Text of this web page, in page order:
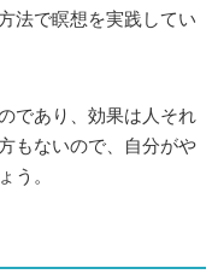
法で瞑想を実践してい
であり、効果は人それ
もないので、自分がや
う。